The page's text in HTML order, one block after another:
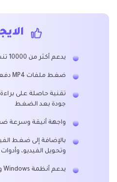
يدعم أكثر من 10000 تنسيق فيديو
ضغط ملفات MP4 دفعة واحدة
تقنية حاصلة على
جودة بعد الضغط
واجهة أنيقة وسرعة
بالإضافة إلى ضغط
وتحويل الفيديو،
يدعم أنظمة Windows وMac